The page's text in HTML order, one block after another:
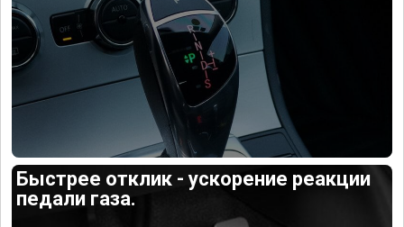
Быстрее отклик - ускорение реакции
педали газа.